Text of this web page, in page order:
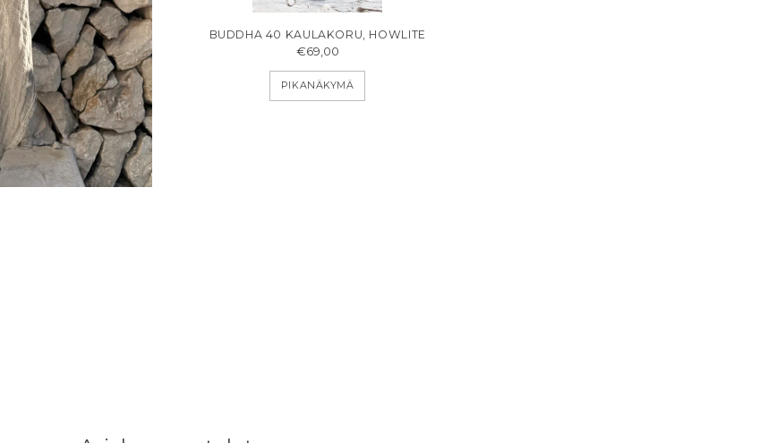
BUDDHA 40 KAULAKORU, HOWLITE
€69,00
PIKANÄKYMÄ